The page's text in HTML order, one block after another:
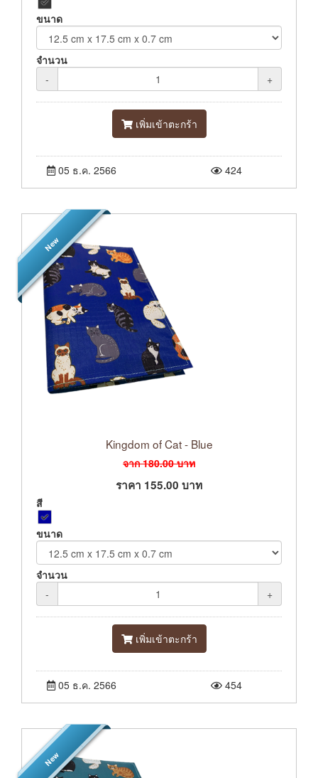
ขนาด
จำนวน
-
+
เพิ่มเข้าตะกร้า
05 ธ.ค. 2566 424
New
Kingdom of Cat - Blue
จาก180.00บาท
ราคา 155.00 บาท
สี
ขนาด
จำนวน
-
+
เพิ่มเข้าตะกร้า
05 ธ.ค. 2566 454
New